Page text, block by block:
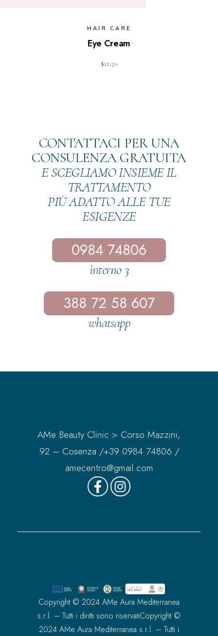
HAIR CARE
Eye Cream
$12.50
CONTATTACI PER UNA
CONSULENZA GRATUITA
E SCEGLIAMO INSIEME IL
TRATTAMENTO
PIÙ ADATTO ALLE TUE
ESIGENZE
0984 74806
interno 3
388 72 58 607
whatsapp
AMe Beauty Clinic > Corso Mazzini,
92 – Cosenza /+39 0984 74806 /
amecentro@gmail.com
Copyright © 2024 AMe Aura Mediterranea
s.r.l. – Tutti i diritti sono riservatiCopyright ©
2024 AMe Aura Mediterranea s.r.l. – Tutti i